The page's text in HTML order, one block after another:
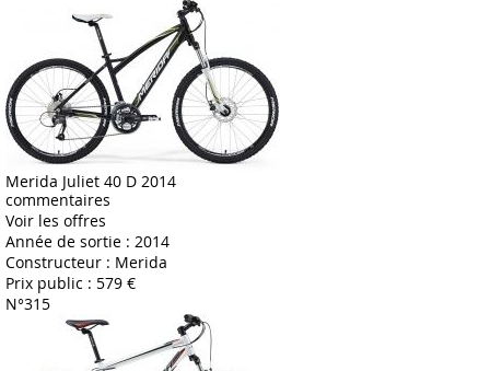
Merida Juliet 40 D 2014
commentaires
Voir les offres
Année de sortie : 2014
Constructeur : Merida
Prix public : 579 €
N°315